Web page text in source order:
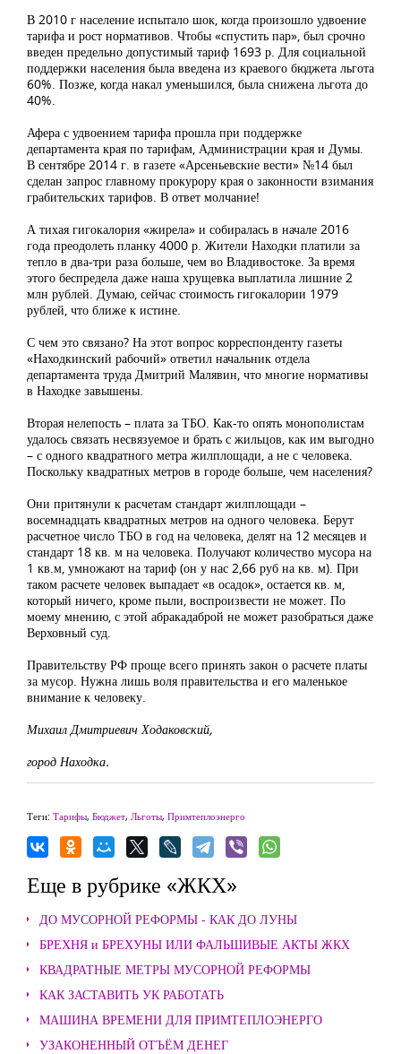
В 2010 г население испытало шок, когда произошло удвоение
тарифа и рост нормативов. Чтобы «спустить пар», был срочно
введен предельно допустимый тариф 1693 р. Для социальной
поддержки населения была введена из краевого бюджета льгота
60%. Позже, когда накал уменьшился, была снижена льгота до
40%.
Афера с удвоением тарифа прошла при поддержке
департамента края по тарифам, Администрации края и Думы.
В сентябре 2014 г. в газете «Арсеньевские вести» №14 был
сделан запрос главному прокурору края о законности взимания
грабительских тарифов. В ответ молчание!
А тихая гигокалория «жирела» и собиралась в начале 2016
года преодолеть планку 4000 р. Жители Находки платили за
тепло в два-три раза больше, чем во Владивостоке. За время
этого беспредела даже наша хрущевка выплатила лишние 2
млн рублей. Думаю, сейчас стоимость гигокалории 1979
рублей, что ближе к истине.
С чем это связано? На этот вопрос корреспонденту газеты
«Находкинский рабочий» ответил начальник отдела
департамента труда Дмитрий Малявин, что многие нормативы
в Находке завышены.
Вторая нелепость – плата за ТБО. Как-то опять монополистам
удалось связать несвязуемое и брать с жильцов, как им выгодно
– с одного квадратного метра жилплощади, а не с человека.
Поскольку квадратных метров в городе больше, чем населения?
Они притянули к расчетам стандарт жилплощади –
восемнадцать квадратных метров на одного человека. Берут
расчетное число ТБО в год на человека, делят на 12 месяцев и
стандарт 18 кв. м на человека. Получают количество мусора на
1 кв.м, умножают на тариф (он у нас 2,66 руб на кв. м). При
таком расчете человек выпадает «в осадок», остается кв. м,
который ничего, кроме пыли, воспроизвести не может. По
моему мнению, с этой абракадаброй не может разобраться даже
Верховный суд.
Правительству РФ проще всего принять закон о расчете платы
за мусор. Нужна лишь воля правительства и его маленькое
внимание к человеку.
Михаил Дмитриевич Ходаковский,
город Находка.
Теги: Тарифы, Бюджет, Льготы, Примтеплоэнерго
Еще в рубрике «ЖКХ»
ДО МУСОРНОЙ РЕФОРМЫ - КАК ДО ЛУНЫ
БРЕХНЯ и БРЕХУНЫ ИЛИ ФАЛЬШИВЫЕ АКТЫ ЖКХ
КВАДРАТНЫЕ МЕТРЫ МУСОРНОЙ РЕФОРМЫ
КАК ЗАСТАВИТЬ УК РАБОТАТЬ
МАШИНА ВРЕМЕНИ ДЛЯ ПРИМТЕПЛОЭНЕРГО
УЗАКОНЕННЫЙ ОТЪЁМ ДЕНЕГ